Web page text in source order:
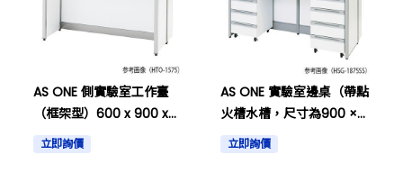
AS ONE 側實驗室工作臺
（框架型）600 x 900 x
800毫米等等
立即詢價
AS ONE 實驗室邊桌（帶點
火槽水槽，尺寸為900 ×
750 × 800毫米）以及其
他
立即詢價